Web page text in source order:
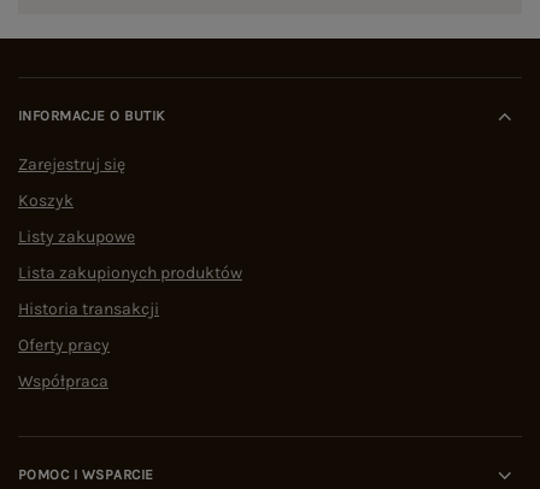
INFORMACJE O BUTIK
Zarejestruj się
Koszyk
Listy zakupowe
Lista zakupionych produktów
Historia transakcji
Oferty pracy
Współpraca
POMOC I WSPARCIE